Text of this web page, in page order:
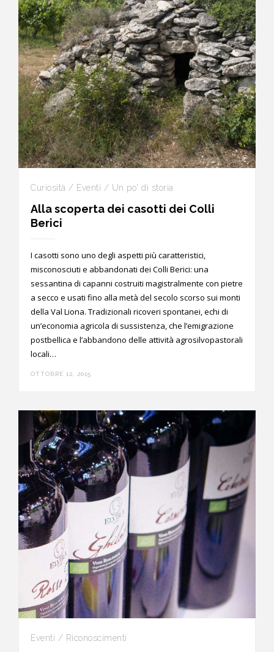
Curiosità / Eventi / Un po' di storia
Alla scoperta dei casotti dei Colli
Berici
I casotti sono uno degli aspetti più caratteristici,
misconosciuti e abbandonati dei Colli Berici: una
sessantina di capanni costruiti magistralmente con pietre
a secco e usati fino alla metà del secolo scorso sui monti
della Val Liona. Tradizionali ricoveri spontanei, echi di
un’economia agricola di sussistenza, che l’emigrazione
postbellica e l’abbandono delle attività agrosilvopastorali
locali…
OTTOBRE 12, 2015
Eventi / Riconoscimenti